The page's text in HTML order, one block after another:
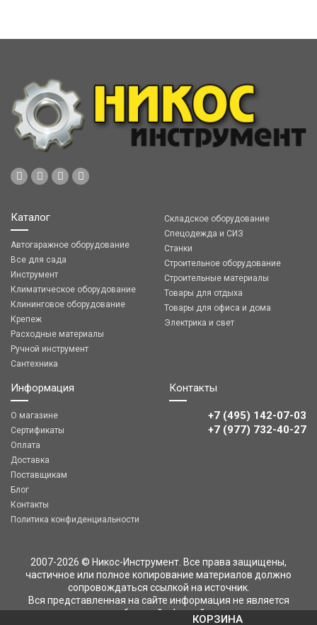
КОРЗИНА
Каталог
Автогаражное оборудование
Все для сада
Инструмент
Климатическое оборудование
Клининговое оборудование
Крепеж
Расходные материалы
Ручной инструмент
Сантехника
Складское оборудование
Спецодежда и СИЗ
Станки
Строительное оборудование
Строительные материалы
Товары для отдыха
Товары для офиса и дома
Электрика и свет
Информация
О магазине
Сертификаты
Оплата
Доставка
Поставщикам
Блог
Контакты
Политика конфиденциальности
Контакты
+7 (495) 142-07-03
‎‎+7 (977) 732-40-27
2007-2026 © Никос-Инструмент. Все права защищены,
частичное или полное копирование материалов должно
сопровождаться ссылкой на источник.
Вся представленная на сайте информация не является
публичной офертой